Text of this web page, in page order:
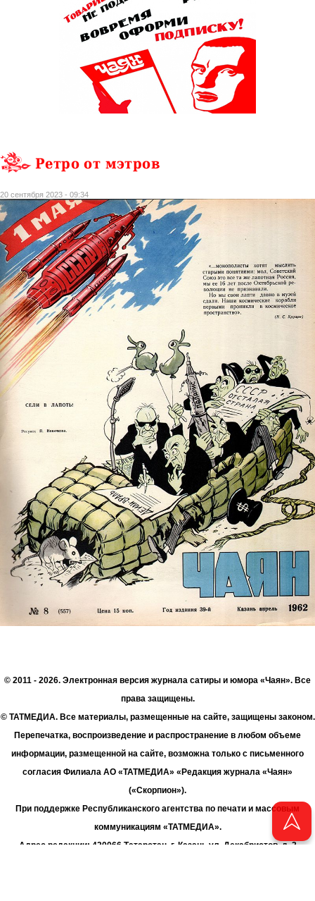
Ретро от мэтров
20 сентября 2023 - 09:34
© 2011 - 2026. Электронная версия журнала сатиры и юмора «Чаян». Все
права защищены.
© ТАТМЕДИА. Все материалы, размещенные на сайте, защищены законом.
Перепечатка, воспроизведение и распространение в любом объеме
информации, размещенной на сайте, возможна только с письменного
согласия Филиала АО «ТАТМЕДИА» «Редакция журнала «Чаян»
(«Скорпион»).
При поддержке Республиканского агентства по печати и массовым
коммуникациям «ТАТМЕДИА».
Адрес редакции: 420066 Татарстан, г. Казань ул. Декабристов, д. 2